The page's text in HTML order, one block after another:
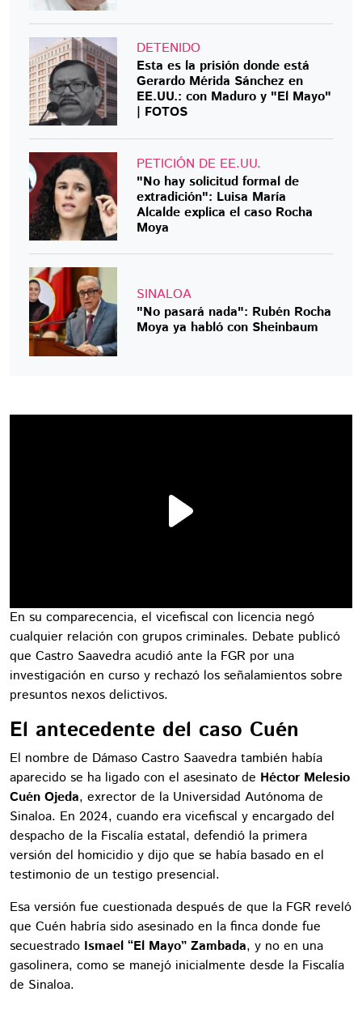
DETENIDO
Esta es la prisión donde está
Gerardo Mérida Sánchez en
EE.UU.: con Maduro y "El Mayo"
| FOTOS
PETICIÓN DE EE.UU.
"No hay solicitud formal de
extradición": Luisa María
Alcalde explica el caso Rocha
Moya
SINALOA
"No pasará nada": Rubén Rocha
Moya ya habló con Sheinbaum
En su comparecencia, el vicefiscal con licencia negó
cualquier relación con grupos criminales. Debate publicó
que Castro Saavedra acudió ante la FGR por una
investigación en curso y rechazó los señalamientos sobre
presuntos nexos delictivos.
El antecedente del caso Cuén
El nombre de Dámaso Castro Saavedra también había
aparecido se ha ligado con el asesinato de Héctor Melesio
Cuén Ojeda, exrector de la Universidad Autónoma de
Sinaloa. En 2024, cuando era vicefiscal y encargado del
despacho de la Fiscalía estatal, defendió la primera
versión del homicidio y dijo que se había basado en el
testimonio de un testigo presencial.
Esa versión fue cuestionada después de que la FGR reveló
que Cuén habría sido asesinado en la finca donde fue
secuestrado Ismael “El Mayo” Zambada, y no en una
gasolinera, como se manejó inicialmente desde la Fiscalía
de Sinaloa.